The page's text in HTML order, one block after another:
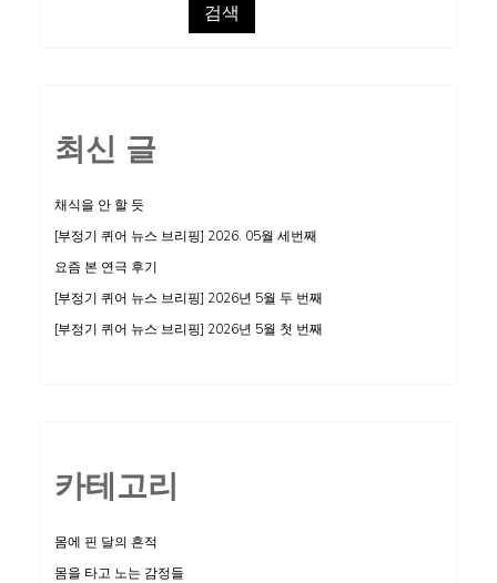
검색
최신 글
채식을 안 할 듯
[부정기 퀴어 뉴스 브리핑] 2026. 05월 세번째
요즘 본 연극 후기
[부정기 퀴어 뉴스 브리핑] 2026년 5월 두 번째
[부정기 퀴어 뉴스 브리핑] 2026년 5월 첫 번째
카테고리
몸에 핀 달의 흔적
몸을 타고 노는 감정들